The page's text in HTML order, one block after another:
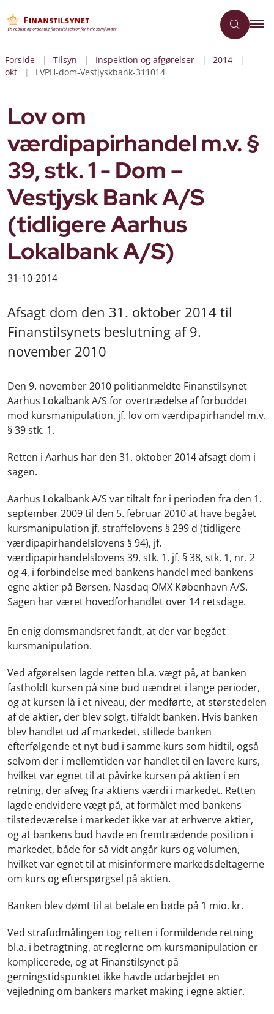
Forside Tilsyn Inspektion og afgørelser
2014
okt
LVPH-dom-Vestjyskbank-311014
Lov om
værdipapirhandel m.v. §
39, stk. 1 - Dom –
Vestjysk Bank A/S
(tidligere Aarhus
Lokalbank A/S)
31-10-2014
Afsagt dom den 31. oktober 2014 til
Finanstilsynets beslutning af 9.
november 2010
Den 9. november 2010 politianmeldte Finanstilsynet
Aarhus Lokalbank A/S for overtrædelse af forbuddet
mod kursmanipulation, jf. lov om værdipapirhandel m.v.
§ 39 stk. 1.
Retten i Aarhus har den 31. oktober 2014 afsagt dom i
sagen.
Aarhus Lokalbank A/S var tiltalt for i perioden fra den 1.
september 2009 til den 5. februar 2010 at have begået
kursmanipulation jf. straffelovens § 299 d (tidligere
værdipapirhandelslovens § 94), jf.
værdipapirhandelslovens 39, stk. 1, jf. § 38, stk. 1, nr. 2
og 4, i forbindelse med bankens handel med bankens
egne aktier på Børsen, Nasdaq OMX København A/S.
Sagen har været hovedforhandlet over 14 retsdage.
En enig domsmandsret fandt, at der var begået
kursmanipulation.
Ved afgørelsen lagde retten bl.a. vægt på, at banken
fastholdt kursen på sine bud uændret i lange perioder,
og at kursen lå i et niveau, der medførte, at størstedelen
af de aktier, der blev solgt, tilfaldt banken. Hvis banken
blev handlet ud af markedet, stillede banken
efterfølgende et nyt bud i samme kurs som hidtil, også
selvom der i mellemtiden var handlet til en lavere kurs,
hvilket var egnet til at påvirke kursen på aktien i en
retning, der afveg fra aktiens værdi i markedet. Retten
lagde endvidere vægt på, at formålet med bankens
tilstedeværelse i markedet ikke var at erhverve aktier,
og at bankens bud havde en fremtrædende position i
markedet, både for så vidt angår kurs og volumen,
hvilket var egnet til at misinformere markedsdeltagerne
om kurs og efterspørgsel på aktien.
Banken blev dømt til at betale en bøde på 1 mio. kr.
Ved strafudmålingen tog retten i formildende retning
bl.a. i betragtning, at reglerne om kursmanipulation er
komplicerede, og at Finanstilsynet på
gerningstidspunktet ikke havde udarbejdet en
vejledning om bankers market making i egne aktier.